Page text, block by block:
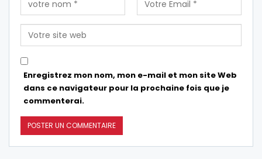
Enregistrez mon nom, mon e-mail et mon site Web
dans ce navigateur pour la prochaine fois que je
commenterai.